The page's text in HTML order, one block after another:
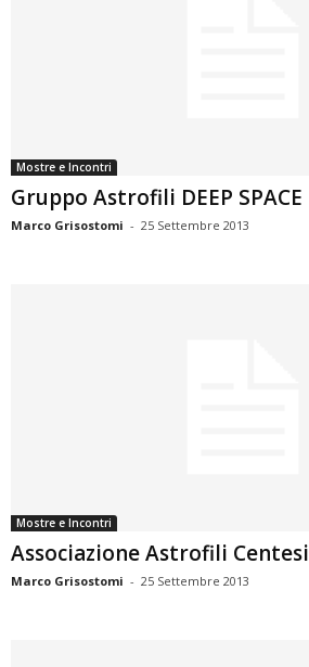
Mostre e Incontri
Gruppo Astrofili DEEP SPACE
Marco Grisostomi - 25 Settembre 2013
Mostre e Incontri
Associazione Astrofili Centesi
Marco Grisostomi - 25 Settembre 2013